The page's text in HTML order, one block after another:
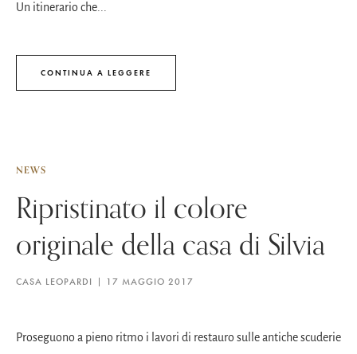
Un itinerario che...
CONTINUA A LEGGERE
NEWS
Ripristinato il colore
originale della casa di Silvia
CASA LEOPARDI 17 MAGGIO 2017
Proseguono a pieno ritmo i lavori di restauro sulle antiche scuderie